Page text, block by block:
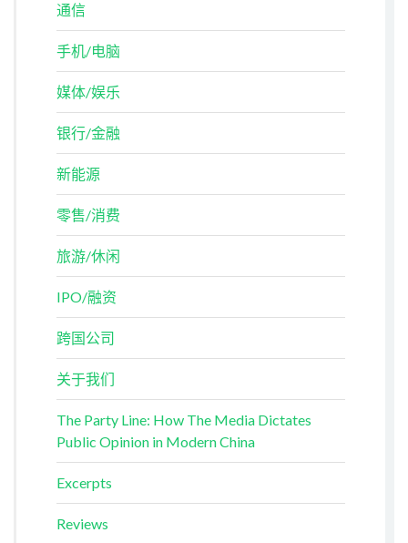
通信
手机/电脑
媒体/娱乐
银行/金融
新能源
零售/消费
旅游/休闲
IPO/融资
跨国公司
关于我们
The Party Line: How The Media Dictates
Public Opinion in Modern China
Excerpts
Reviews